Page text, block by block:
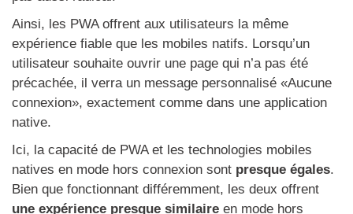
Ainsi, les PWA offrent aux utilisateurs la même
expérience fiable que les mobiles natifs. Lorsqu’un
utilisateur souhaite ouvrir une page qui n’a pas été
précachée, il verra un message personnalisé «Aucune
connexion», exactement comme dans une application
native.
Ici, la capacité de PWA et les technologies mobiles
natives en mode hors connexion sont presque égales.
Bien que fonctionnant différemment, les deux offrent
une expérience presque similaire en mode hors